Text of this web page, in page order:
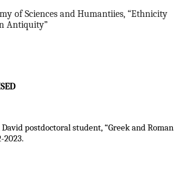
of Sciences and Humantiies, “Ethnicity
Antiquity”
postdoctoral student, “Greek and Roman
2023.